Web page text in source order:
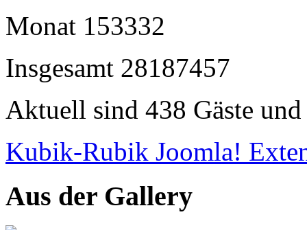
Monat 153332
Insgesamt 28187457
Aktuell sind 438 Gäste
Kubik-Rubik Joomla!
Aus der Gallery